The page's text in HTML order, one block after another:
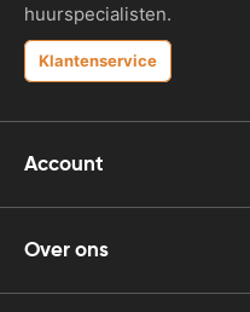
huurspecialisten.
Klantenservice
Account
Over ons